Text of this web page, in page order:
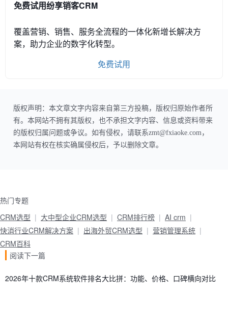
免费试用纷享销客CRM
覆盖营销、销售、服务全流程的一体化新增长解决方
案，助力企业的数字化转型。
免费试用
版权声明：本文章文字内容来自第三方投稿，版权归原始作者所
有。本网站不拥有其版权，也不承担文字内容、信息或资料带来
的版权归属问题或争议。如有侵权，请联系zmt@fxiaoke.com，
本网站有权在核实确属侵权后，予以删除文章。
热门专题
CRM选型
大中型企业CRM选型 CRM排行榜
AI crm
快消行业CRM解决方案
出海外贸CRM选型
营销管理系统
CRM百科
阅读下一篇
2026年十款CRM系统软件排名大比拼：功能、价格、口碑横向对比